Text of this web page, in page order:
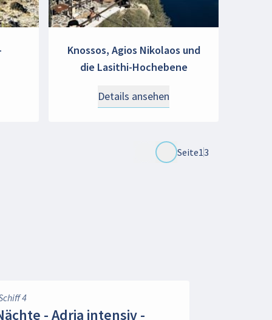
Knossos, Agios Nikolaos und
die Lasithi-Hochebene
Details ansehen
Seite13
4
- Adria intensiv -